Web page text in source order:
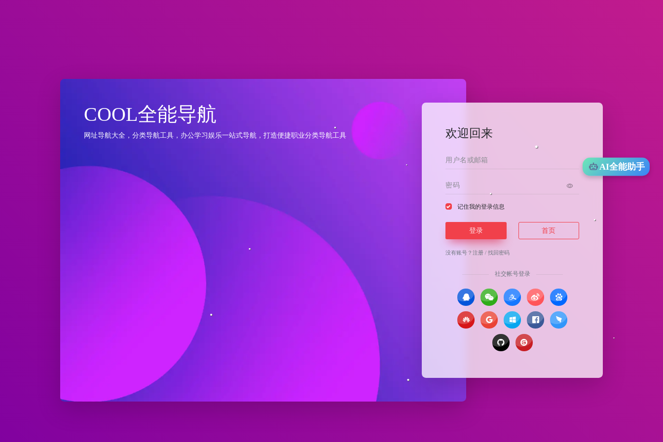
COOL全能导航
网址导航大全，分类导航工具，办公学习娱乐一站式导航，打造便捷职业分类导航工具 欢迎回来
记住我的登录信息
登录 首页
没有账号？注册 /找回密码
社交帐号登录
AI全能助手